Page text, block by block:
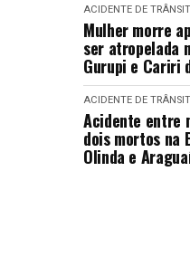
ACIDENTE DE
Mulher morre
ser atropelada
Gurupi e Cariri
ACIDENTE DE
Acidente entre
dois mortos na
Olinda e